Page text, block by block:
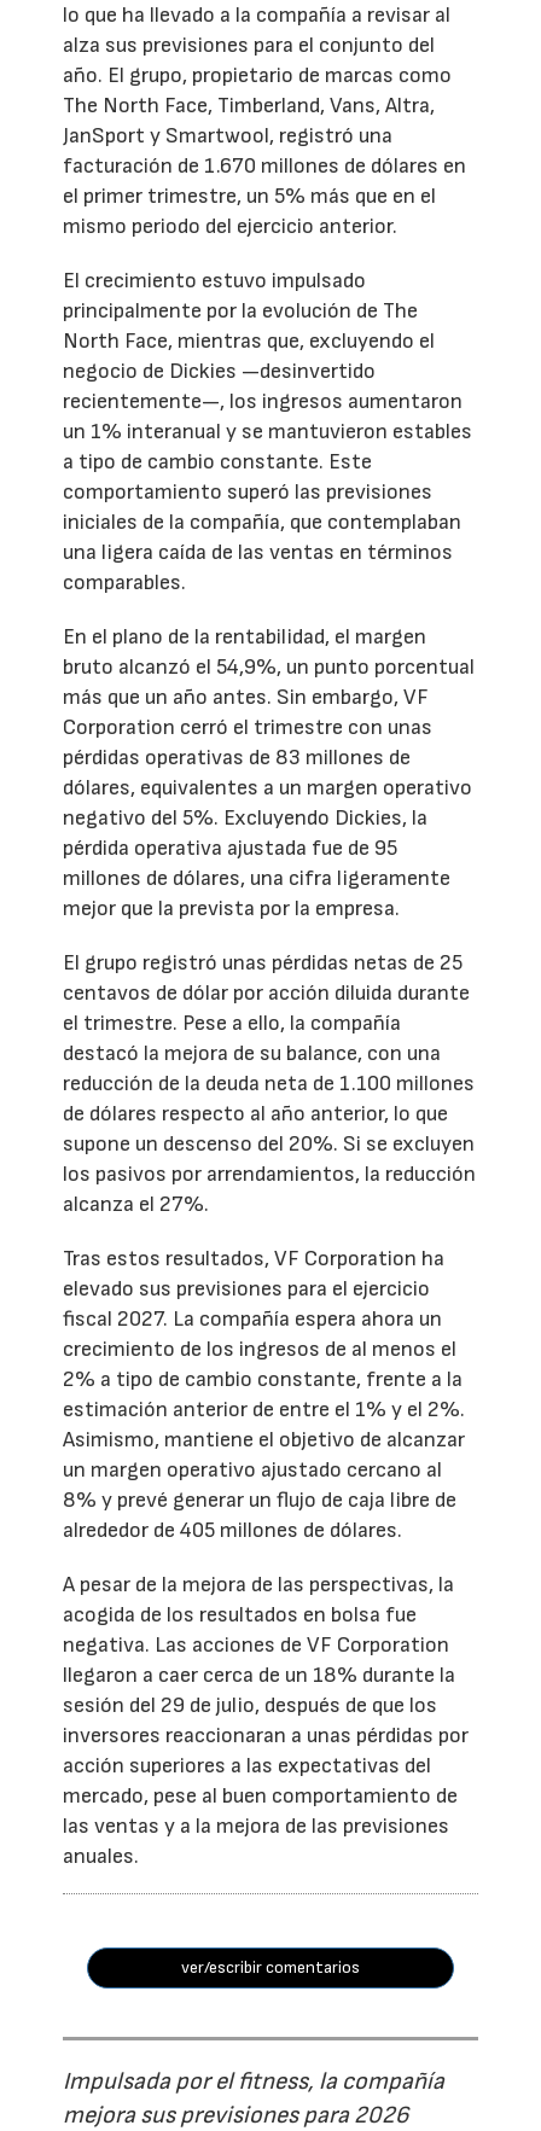
lo que ha llevado a la compañía a revisar al
alza sus previsiones para el conjunto del
año. El grupo, propietario de marcas como
The North Face, Timberland, Vans, Altra,
JanSport y Smartwool, registró una
facturación de 1.670 millones de dólares en
el primer trimestre, un 5% más que en el
mismo periodo del ejercicio anterior.
El crecimiento estuvo impulsado
principalmente por la evolución de The
North Face, mientras que, excluyendo el
negocio de Dickies —desinvertido
recientemente—, los ingresos aumentaron
un 1% interanual y se mantuvieron estables
a tipo de cambio constante. Este
comportamiento superó las previsiones
iniciales de la compañía, que contemplaban
una ligera caída de las ventas en términos
comparables.
En el plano de la rentabilidad, el margen
bruto alcanzó el 54,9%, un punto porcentual
más que un año antes. Sin embargo, VF
Corporation cerró el trimestre con unas
pérdidas operativas de 83 millones de
dólares, equivalentes a un margen operativo
negativo del 5%. Excluyendo Dickies, la
pérdida operativa ajustada fue de 95
millones de dólares, una cifra ligeramente
mejor que la prevista por la empresa.
El grupo registró unas pérdidas netas de 25
centavos de dólar por acción diluida durante
el trimestre. Pese a ello, la compañía
destacó la mejora de su balance, con una
reducción de la deuda neta de 1.100 millones
de dólares respecto al año anterior, lo que
supone un descenso del 20%. Si se excluyen
los pasivos por arrendamientos, la reducción
alcanza el 27%.
Tras estos resultados, VF Corporation ha
elevado sus previsiones para el ejercicio
fiscal 2027. La compañía espera ahora un
crecimiento de los ingresos de al menos el
2% a tipo de cambio constante, frente a la
estimación anterior de entre el 1% y el 2%.
Asimismo, mantiene el objetivo de alcanzar
un margen operativo ajustado cercano al
8% y prevé generar un flujo de caja libre de
alrededor de 405 millones de dólares.
A pesar de la mejora de las perspectivas, la
acogida de los resultados en bolsa fue
negativa. Las acciones de VF Corporation
llegaron a caer cerca de un 18% durante la
sesión del 29 de julio, después de que los
inversores reaccionaran a unas pérdidas por
acción superiores a las expectativas del
mercado, pese al buen comportamiento de
las ventas y a la mejora de las previsiones
anuales.
ver/escribir comentarios
Impulsada por el fitness, la compañía
mejora sus previsiones para 2026